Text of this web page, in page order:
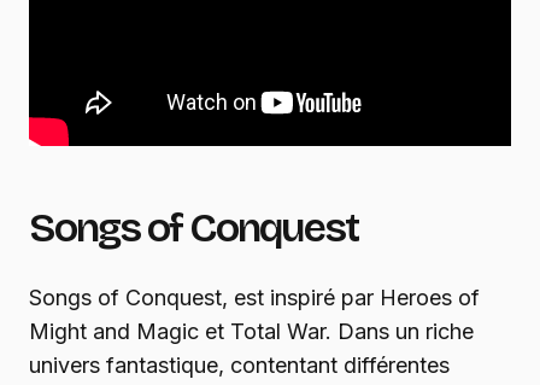
Songs of Conquest
Songs of Conquest, est inspiré par Heroes of
Might and Magic et Total War. Dans un riche
univers fantastique, contentant différentes